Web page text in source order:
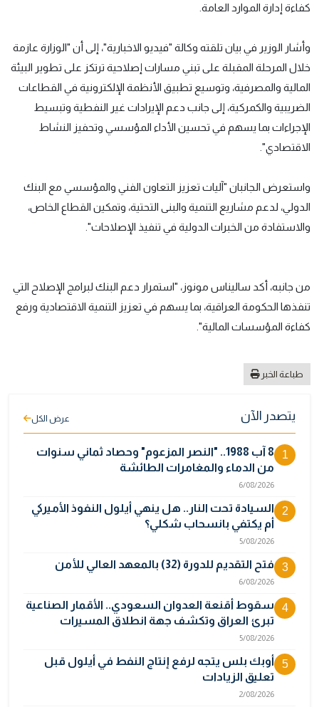
كفاءة إدارة الموارد العامة.
وأشار الوزير في بيان تلقته وكالة "فيديو الاخبارية"، إلى أن "الوزارة عازمة
خلال المرحلة المقبلة على تبني مسارات إصلاحية ترتكز على تطوير البيئة
المالية والمصرفية، وتوسيع تطبيق الأنظمة الإلكترونية في القطاعات
الضريبية والكمركية، إلى جانب دعم الإيرادات غير النفطية وتبسيط
الإجراءات بما يسهم في تحسين الأداء المؤسسي وتحفيز النشاط
الاقتصادي".
واستعرض الجانبان "آليات تعزيز التعاون الفني والمؤسسي مع البنك
الدولي، لدعم مشاريع التنمية والبنى التحتية، وتمكين القطاع الخاص،
والاستفادة من الخبرات الدولية في تنفيذ الإصلاحات".
من جانبه، أكد ساليناس مونوز، "استمرار دعم البنك لبرامج الإصلاح التي
تنفذها الحكومة العراقية، بما يسهم في تعزيز التنمية الاقتصادية ورفع
كفاءة المؤسسات المالية".
طباعة الخبر
يتصدر الآن عرض الكل
1
8 آب 1988.. "النصر المزعوم" وحصاد ثماني سنوات
من الدماء والمغامرات الطائشة
6/08/2026
2
السيادة تحت النار.. هل ينهي أيلول النفوذ الأميركي
أم يكتفي بانسحاب شكلي؟
5/08/2026
3 فتح التقديم للدورة (32) بالمعهد العالي للأمن
6/08/2026
4
سقوط أقنعة العدوان السعودي.. الأقمار الصناعية
تبرئ العراق وتكشف جهة انطلاق المسيرات
5/08/2026
5
أوبك بلس يتجه لرفع إنتاج النفط في أيلول قبل
تعليق الزيادات
2/08/2026